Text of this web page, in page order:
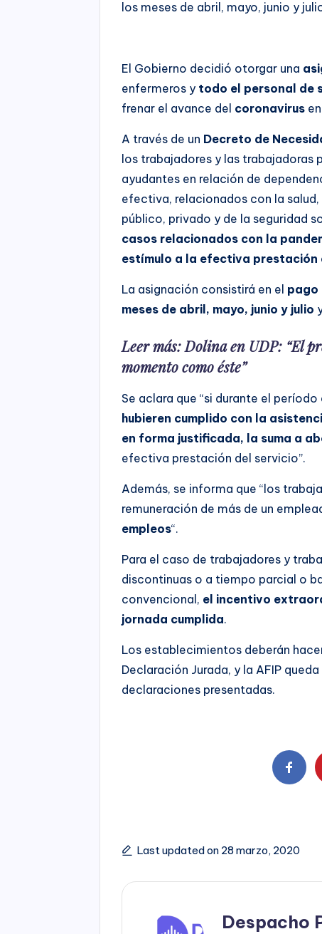
los meses de abril, mayo, junio y
El Gobierno decidió otorgar una
enfermeros y todo el personal de
frenar el avance del coronavirus
A través de un Decreto de
los trabajadores y las trabajadoras
ayudantes en relación de
efectiva, relacionados con la
público, privado y de la seguridad
casos relacionados con la
estímulo a la efectiva prestación
La asignación consistirá en el pago
meses de abril, mayo, junio y julio
Leer más:Dolina en UDP: “El
momento como éste”
Se aclara que “si durante el
hubieren cumplido con la
en forma justificada, la suma a
efectiva prestación del servicio”.
Además, se informa que “los
remuneración de más de un
empleos“.
Para el caso de trabajadores y
discontinuas o a tiempo parcial o
convencional, el incentivo
jornada cumplida.
Los establecimientos deberán
Declaración Jurada, y la AFIP
declaraciones presentadas.
Last updated on 28 marzo, 2020
Despacho